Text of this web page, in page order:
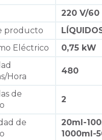
220 V/60
producto
Eléctrico
0,75 kW
Hora
480
de
2
de
20ml-
1000ml-